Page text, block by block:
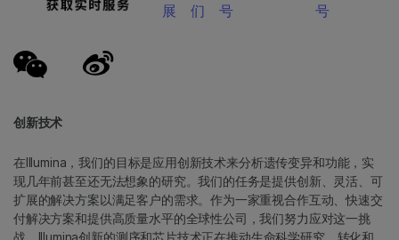
创新技术
在Illumina，我们的目标是应用创新技术来分析遗传变异和功能，实
现几年前甚至还无法想象的研究。我们的任务是提供创新、灵活、可
扩展的解决方案以满足客户的需求。作为一家重视合作互动、快速交
付解决方案和提供高质量水平的全球性公司，我们努力应对这一挑
展
们
号
号